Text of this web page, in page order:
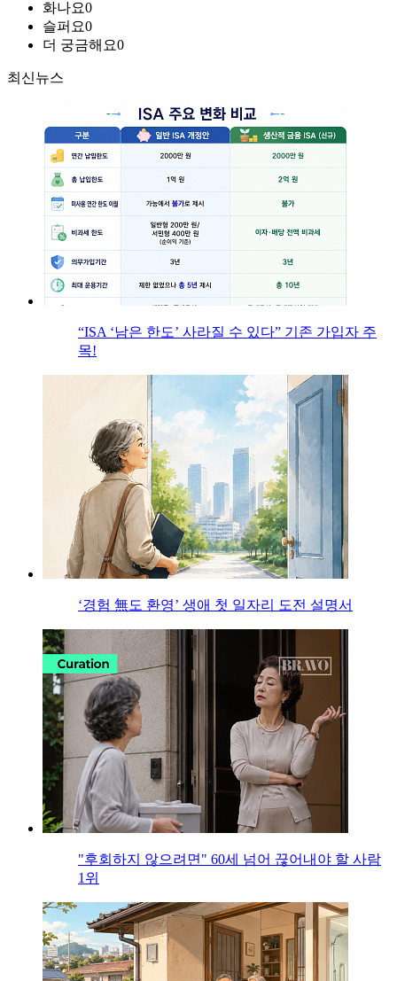
화나요0
슬퍼요0
더 궁금해요0
최신뉴스
“ISA ‘남은 한도’ 사라질 수 있다” 기존 가입자 주
목!
‘경험 無도 환영’ 생애 첫 일자리 도전 설명서
"후회하지 않으려면" 60세 넘어 끊어내야 할 사람
1위